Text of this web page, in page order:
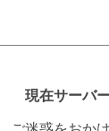
現在サーバ